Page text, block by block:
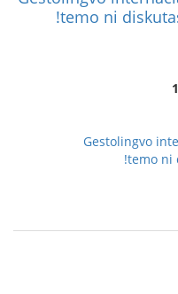
temo ni
Gestolingvo
temo ni